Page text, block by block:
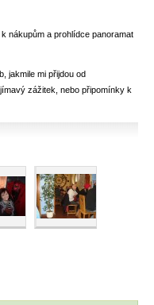
nákupům a prohlídce panoramat
jakmile mi přijdou od
zážitek, nebo připomínky k